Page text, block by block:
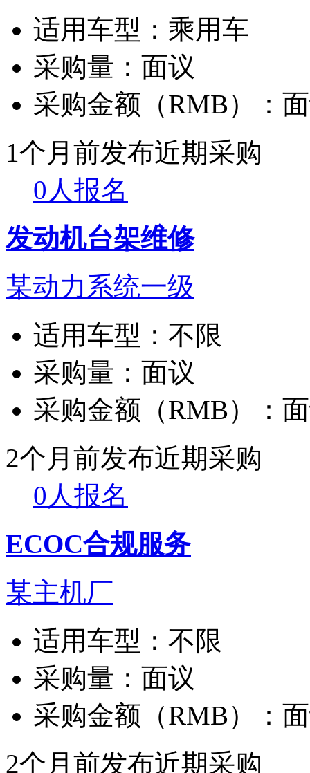
适用车型： 乘用车
采购量： 面议
采购金额（RMB）：
1个月前发布近期采购
0人报名
发动机台架维修
某动力系统一级
适用车型： 不限
采购量： 面议
采购金额（RMB）：
2个月前发布近期采购
0人报名
ECOC合规服务
某主机厂
适用车型： 不限
采购量： 面议
采购金额（RMB）：
2个月前发布近期采购